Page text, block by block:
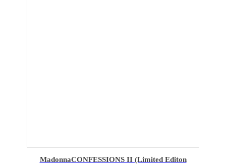
MadonnaCONFESSIONS II (Limited Editon